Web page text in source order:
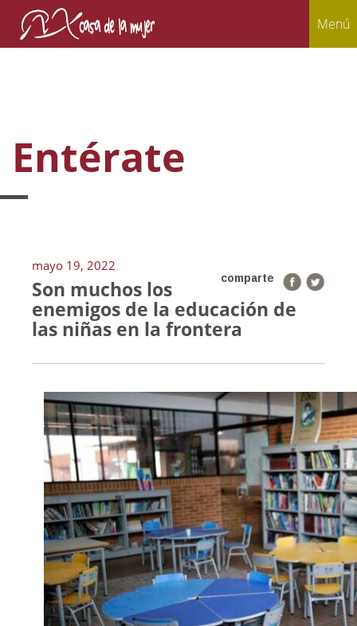
Menú
Entérate
mayo 19, 2022
comparte
Son muchos los
enemigos de la educación de
las niñas en la frontera